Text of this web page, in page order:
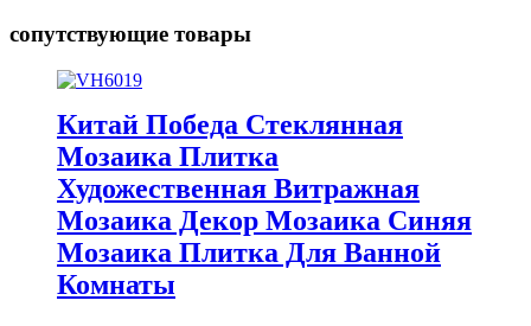
сопутствующие товары
Китай Победа Стеклянная
Мозаика Плитка
Художественная Витражная
Мозаика Декор Мозаика Синяя
Мозаика Плитка Для Ванной
Комнаты